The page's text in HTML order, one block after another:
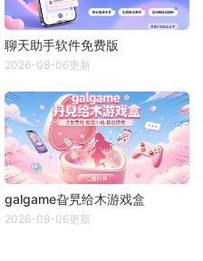
聊天助手软件免费版
2026-08-06更新
galgame旮旯给木游戏盒
2026-08-06更新